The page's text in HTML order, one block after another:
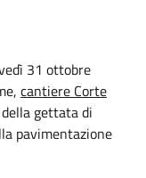
31 ottobre
cantiere Corte
gettata di
pavimentazione